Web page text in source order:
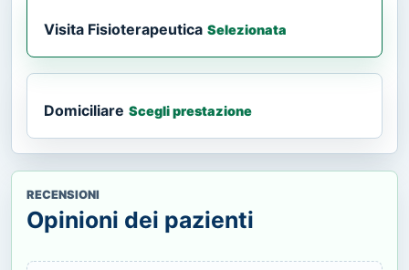
Visita Fisioterapeutica Selezionata
Domiciliare Scegli prestazione
RECENSIONI
Opinioni dei pazienti